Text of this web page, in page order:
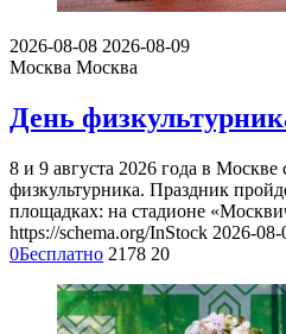
2026-08-08 2026-08-09
Москва Москва
День
8 и 9 августа 2026 года в Москве
физкультурника. Праздник
площадках: на стадионе
https://schema.org/InStock 2026-
0Бесплатно 2178 20